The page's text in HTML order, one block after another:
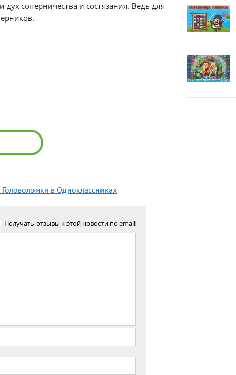
соперничества и состязания. Ведь для
Головоломки в Одноклассниках
Получать отзывы к этой новости по email